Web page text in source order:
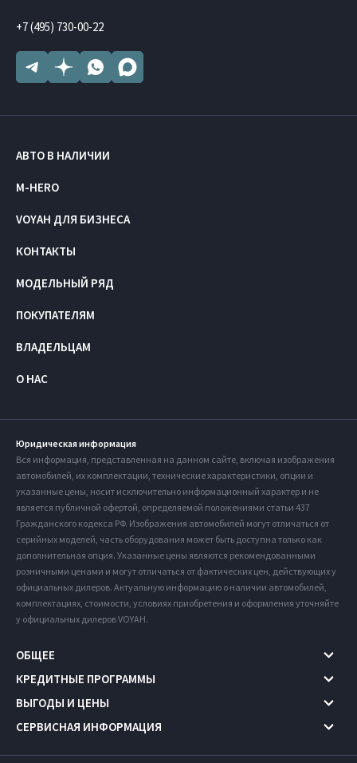
+7 (495) 730-00-22
АВТО В НАЛИЧИИ
M-HERO
VOYAH ДЛЯ БИЗНЕСА
КОНТАКТЫ
МОДЕЛЬНЫЙ РЯД
ПОКУПАТЕЛЯМ
ВЛАДЕЛЬЦАМ
О НАС
Юридическая информация
Вся информация, представленная на данном сайте, включая изображения
автомобилей, их комплектации, технические характеристики, опции и
указанные цены, носит исключительно информационный характер и не
является публичной офертой, определяемой положениями статьи 437
Гражданского кодекса РФ. Изображения автомобилей могут отличаться от
серийных моделей, часть оборудования может быть доступна только как
дополнительная опция. Указанные цены являются рекомендованными
розничными ценами и могут отличаться от фактических цен, действующих у
официальных дилеров. Актуальную информацию о наличии автомобилей,
комплектациях, стоимости, условиях приобретения и оформления уточняйте
у официальных дилеров VOYAH.
ОБЩЕЕ
КРЕДИТНЫЕ ПРОГРАММЫ
ВЫГОДЫ И ЦЕНЫ
СЕРВИСНАЯ ИНФОРМАЦИЯ